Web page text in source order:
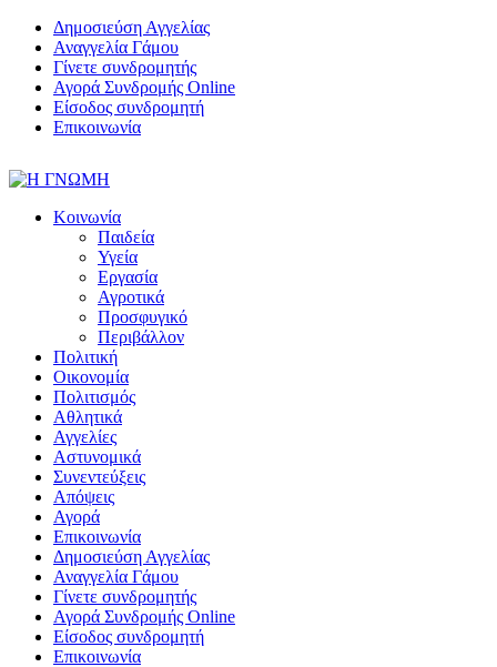
Δημοσιεύση Αγγελίας
Αναγγελία Γάμου
Γίνετε συνδρομητής
Αγορά Συνδρομής Online
Είσοδος συνδρομητή
Επικοινωνία
Κοινωνία
Παιδεία
Υγεία
Εργασία
Αγροτικά
Προσφυγικό
Περιβάλλον
Πολιτική
Οικονομία
Πολιτισμός
Αθλητικά
Αγγελίες
Αστυνομικά
Συνεντεύξεις
Απόψεις
Αγορά
Επικοινωνία
Δημοσιεύση Αγγελίας
Αναγγελία Γάμου
Γίνετε συνδρομητής
Αγορά Συνδρομής Online
Είσοδος συνδρομητή
Επικοινωνία